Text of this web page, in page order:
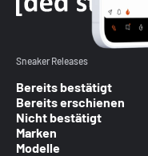
Sneaker Releases
Bereits bestätigt
Bereits erschienen
Nicht bestätigt
Marken
Modelle